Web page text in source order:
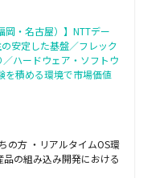
岡・名古屋）】NTTデー
安定した基盤／フレック
ハードウェア・ソフトウ
を積める環境で市場価値
の方 ・リアルタイムOS環
の組み込み開発における